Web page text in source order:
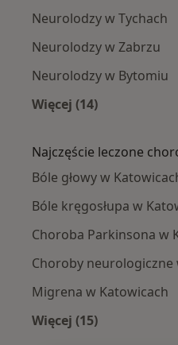
Neurolodzy w Tychach
Neurolodzy w Zabrzu
Neurolodzy w Bytomiu
Więcej (14)
Najczęście leczone
Bóle głowy w
Bóle kręgosłupa w
Choroba Parkinsona w
Choroby neurologiczne
Migrena w Katowicach
Więcej (15)